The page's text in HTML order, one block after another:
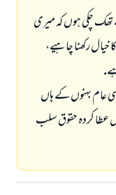
چكى ہوں كہ ميرى
ركھنا چاہيے،
عام بہنوں كے ہاں
عطا كردہ حقوق سلب